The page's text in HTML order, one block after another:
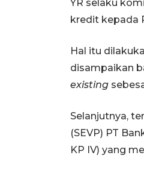
YR selaku
kredit kepada
Hal itu
disampaikan
existing
Selanjutnya,
(SEVP) PT
KP IV) yang